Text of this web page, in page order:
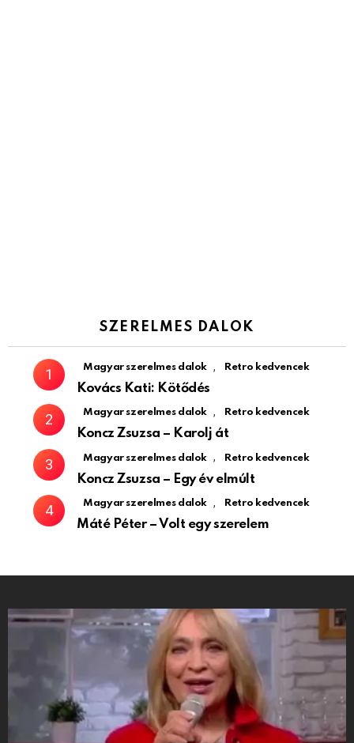
SZERELMES DALOK
Magyar szerelmes dalok , Retro kedvencek
Kovács Kati: Kötődés
Magyar szerelmes dalok , Retro kedvencek
Koncz Zsuzsa – Karolj át
Magyar szerelmes dalok , Retro kedvencek
Koncz Zsuzsa – Egy év elmúlt
Magyar szerelmes dalok , Retro kedvencek
Máté Péter – Volt egy szerelem